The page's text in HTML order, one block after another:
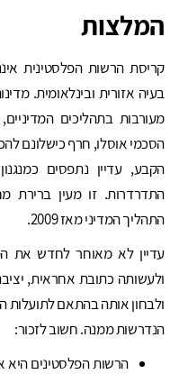
המלצות
קריסת הרשות הפלסטינית
בעיה אזורית ובינלאומית.
מעורבות בתהליכים
הסכמי אוסלו, חרף כישלונם
הקבע, עדיין נתפסים
התדרדרות. זו מעין ברירת
התהליך המדיני מאז 2009.
עדיין לא מאוחר לחדש את
ולעשותה כתובת אחראית,
ולבחון אותה בהתאם לתועלות
הנדרשות ממנה. חשוב לזכור:
הרשות הפלסטינים היא